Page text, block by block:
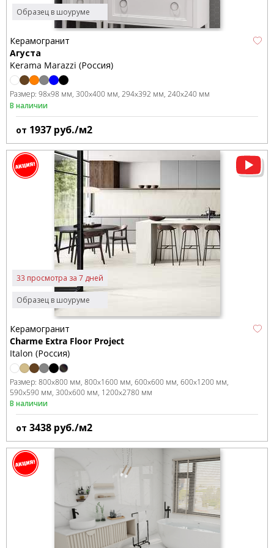
Образец в шоуруме
Керамогранит
Агуста
Kerama Marazzi (Россия)
Размер: 98x98 мм 300x400 мм 294x392 мм 240x240 мм
В наличии
от 1937 руб./м2
Образец в шоуруме
33 просмотра за 7 дней
Керамогранит
Charme Extra Floor Project
Italon (Россия)
Размер: 800x800 мм 800x1600 мм 600x600 мм 600x1200 мм
590x590 мм 300x600 мм 1200x2780 мм
В наличии
от 3438 руб./м2